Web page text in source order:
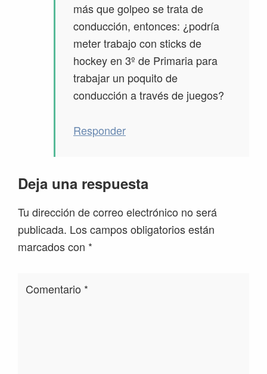
más que golpeo se trata de
conducción, entonces: ¿podría
meter trabajo con sticks de
hockey en 3º de Primaria para
trabajar un poquito de
conducción a través de juegos?
Responder
Deja una respuesta
Tu dirección de correo electrónico no será
publicada. Los campos obligatorios están
marcados con *